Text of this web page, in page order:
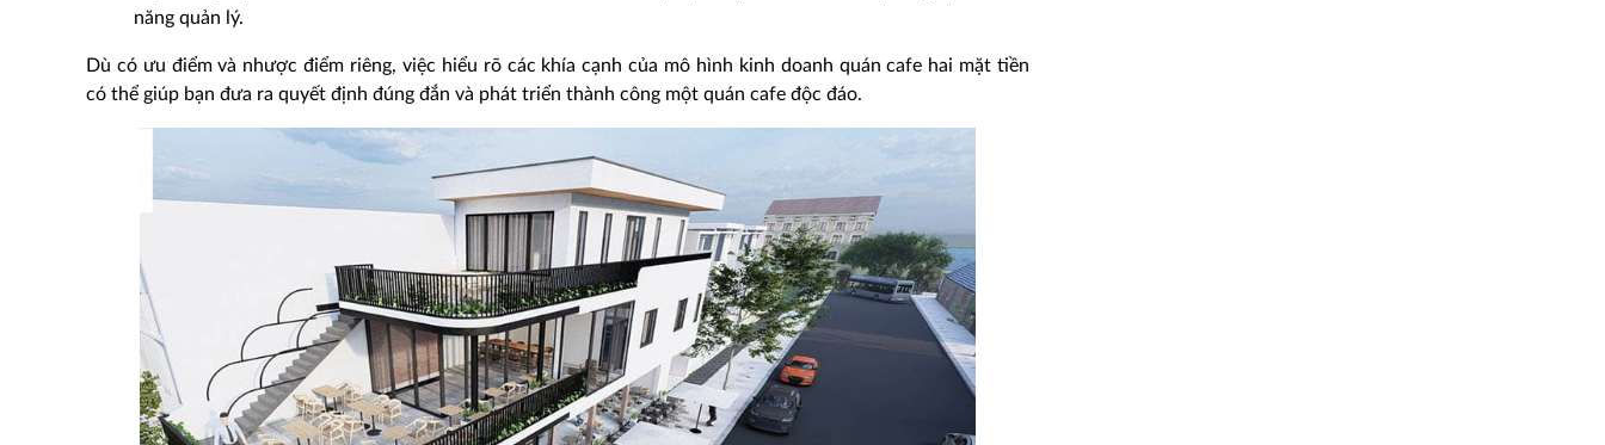
năng quản lý.
Dù có ưu điểm và nhược điểm riêng, việc hiểu rõ các khía cạnh của mô hình kinh doanh quán cafe hai mặt tiền
có thể giúp bạn đưa ra quyết định đúng đắn và phát triển thành công một quán cafe độc đáo.